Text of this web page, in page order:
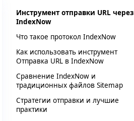
Инструмент отправки URL через
IndexNow
Что такое протокол IndexNow
Как использовать инструмент
Отправка URL в IndexNow
Сравнение IndexNow и
традиционных файлов Sitemap
Стратегии отправки и лучшие
практики